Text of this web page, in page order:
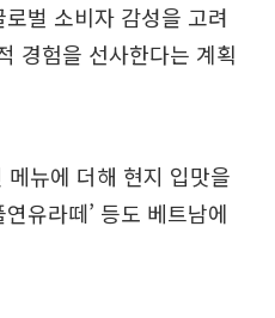
벌 소비자 감성을 고려
경험을 선사한다는 계획
뉴에 더해 현지 입맛을
연유라떼’ 등도 베트남에